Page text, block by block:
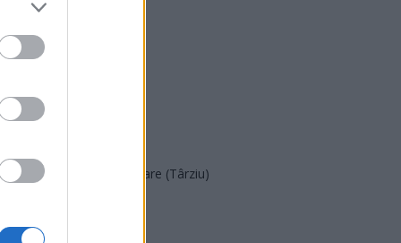
PNȚMM
REPER
POT (Gavrilă)
Acțiunea Conservatoare (Târziu)
PUSL (D. Voiculescu)